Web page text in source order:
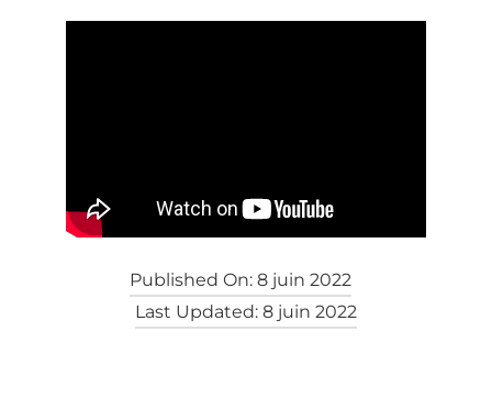
Published On: 8 juin 2022
Last Updated: 8 juin 2022